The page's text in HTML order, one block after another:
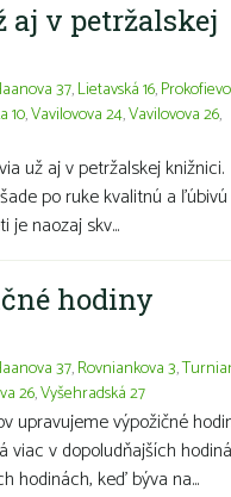
aj v petržalskej
37,Lietavská 16,
10,Vavilovova 24,Vavilovova 26,
už aj v petržalskej knižnici.
po ruke kvalitnú a ľúbivú
je naozaj skv...
hodiny
37,Rovniankova 3,
26,Vyšehradská 27
upravujeme výpožičné
viac v dopoludňajších
hodinách, keď býva na...